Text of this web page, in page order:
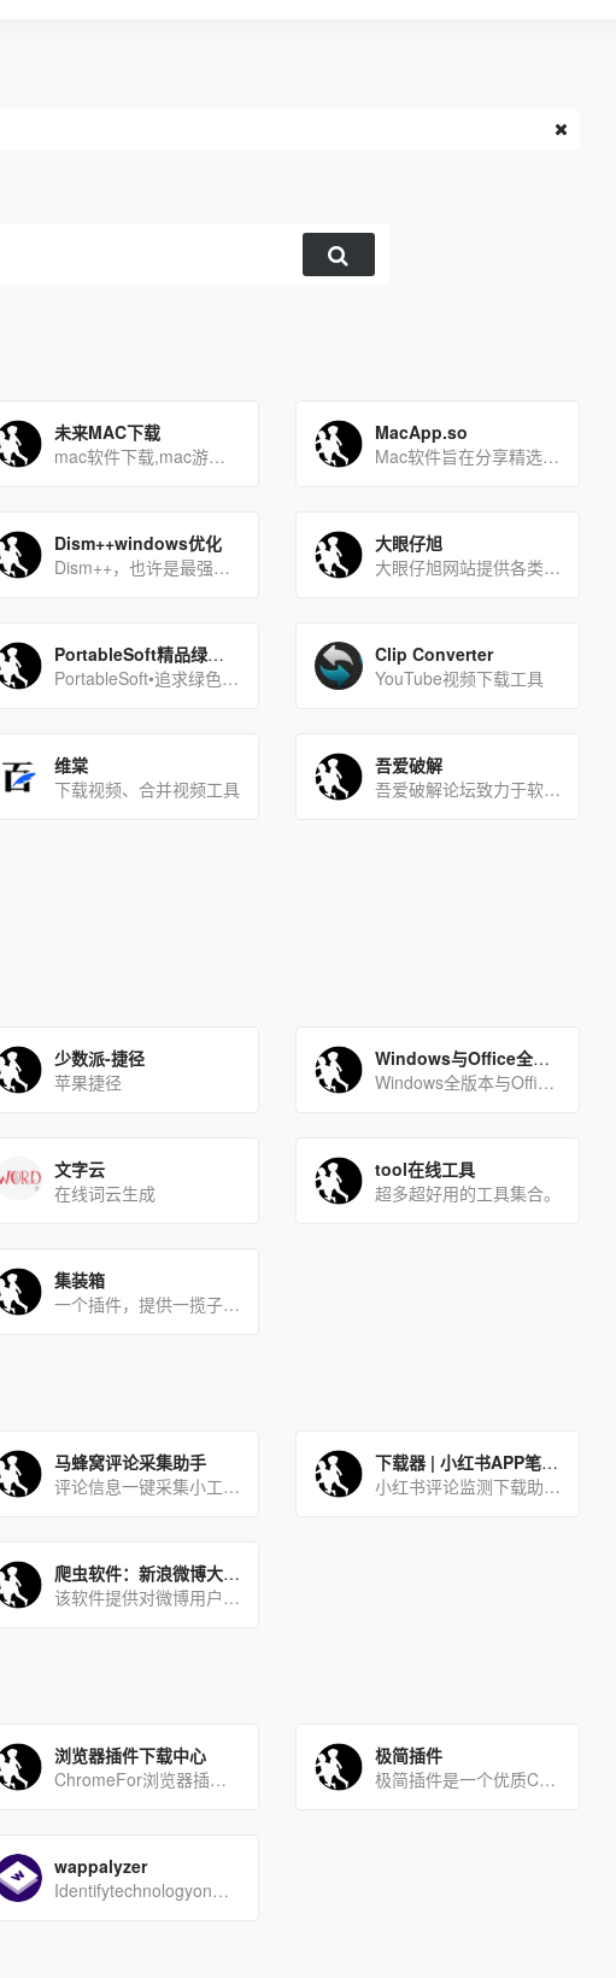
未来MAC下载
mac软件下载,mac游戏下载,苹果电脑软件下载
MacApp.so
Mac软件旨在分享精选Mac软件，Mac破解软件、Mac游戏和高清壁纸免费下载。
Dism++windows优化
Dism++，也许是最强的windows优化工具。
大眼仔旭
大眼仔旭网站提供各类PC软件,绿色软件,手机游戏,安卓APP,汉化软件,软件教程,坚持每天更新大量软件及视频教[…]
PortableSoft精品绿色软件
PortableSoft•追求绿色便携理念，打造清爽干净系统！
Clip Converter
YouTube视频下载工具
维棠
下载视频、合并视频工具
吾爱破解
吾爱破解论坛致力于软件安全与病毒分析的前沿，丰富的技术版块交相辉映，由无数热衷于软件加密解密及反病毒爱好者共同[…]
少数派-捷径
苹果捷径
Windows与Office全版本镜像文件下载站
Windows全版本与Office全版本镜像文件下载站
文字云
在线词云生成
tool在线工具
超多超好用的工具集合。
集装箱
一个插件，提供一揽子服务
马蜂窝评论采集助手
评论信息一键采集小工具，不受网站最多加载5页的限制
下载器 | 小红书APP笔记评论实时监测下载助手
小红书评论监测下载助手是帮助商家实时监测最新的潜在用户评论的工具，商家使用本工具可及时有效的第一时间获取同行及自己发布软文所吸引到的潜在用户。
爬虫软件：新浪微博大V博文采集助手
该软件提供对微博用户主页所有发布的博文的采集下载。字段有：微博正文，mid，uid，bid，博文链接(评论链接[…]
浏览器插件下载中心
ChromeFor浏览器插件下载中心-国内最新最全的浏览器chrome插件,应用,主题,下载中心。支持更新[…]
极简插件
极简插件是一个优质Chrome插件扩展收录下载网站，收录热门好用的Chrome插件扩展，国内最方便的插件下载网[…]
wappalyzer
Identifytechnologyonwebsites